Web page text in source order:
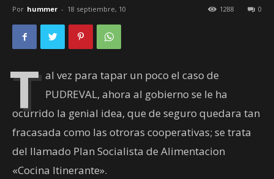
Por hummer - 18 septiembre, 10 0
1288
T al vez para tapar un poco el caso de
PUDREVAL, ahora al gobierno se le ha
ocurrido la genial idea, que de seguro quedara tan
fracasada como las otroras cooperativas; se trata
del llamado Plan Socialista de Alimentacion
«Cocina Itinerante».